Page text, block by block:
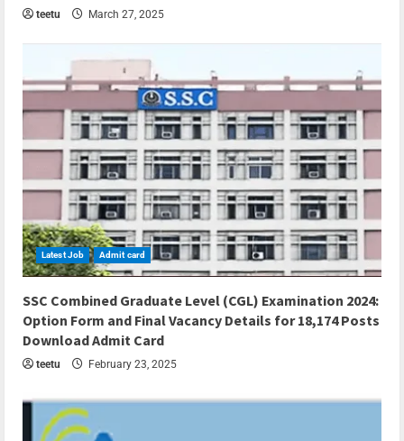
teetu March 27, 2025
Latest Job Admit card
SSC Combined Graduate Level (CGL) Examination 2024:
Option Form and Final Vacancy Details for 18,174 Posts
Download Admit Card
teetu February 23, 2025